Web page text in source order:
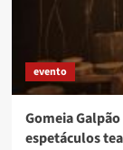
Baixada
Economia
Criativa
Fluminense
evento
Gomeia
espetáculos